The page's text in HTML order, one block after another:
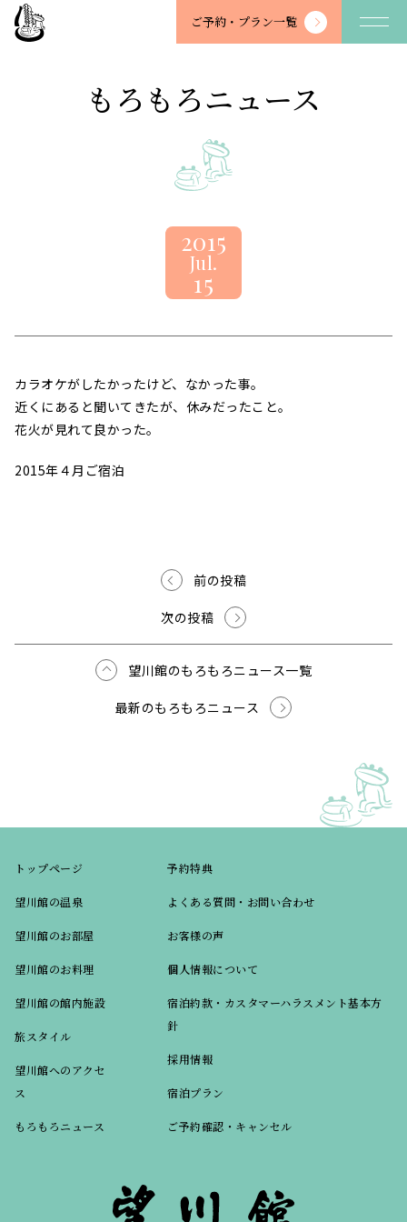
望
川
ご予約・ プラン一覧
もろもろニュース
2015
Jul.
15
カラオケがしたかったけど、なかった事。
近くにあると聞いてきたが、休みだったこと。
花火が見れて良かった。
2015年４月ご宿泊
前の投稿
次の投稿
望川館のもろもろニュース一覧
最新のもろもろニュース
トップページ
望川館の温泉
望川館のお部屋
望川館のお料理
望川館の館内施設
旅スタイル
望川館へのアクセ
ス
もろもろニュース
予約特典
よくある質問・お問い合わせ
お客様の声
個人情報について
宿泊約款・カスタマーハラスメント基本方
針
採用情報
宿泊プラン
ご予約確認・キャンセル